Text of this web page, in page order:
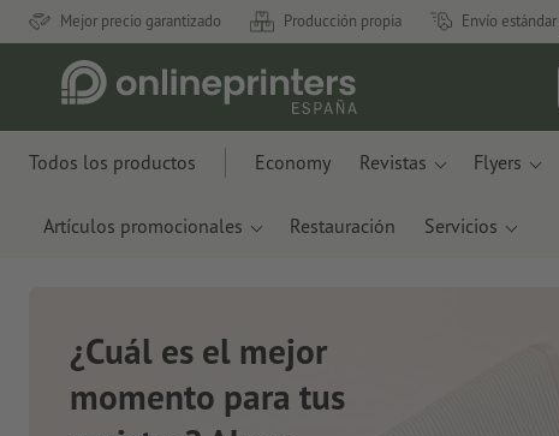
Mejor precio garantizado Producción propia Envío
Todos los productos Economy Revistas Flyers
Artículos promocionales Restauración Servicios
Nuevos cuadernos de
notas